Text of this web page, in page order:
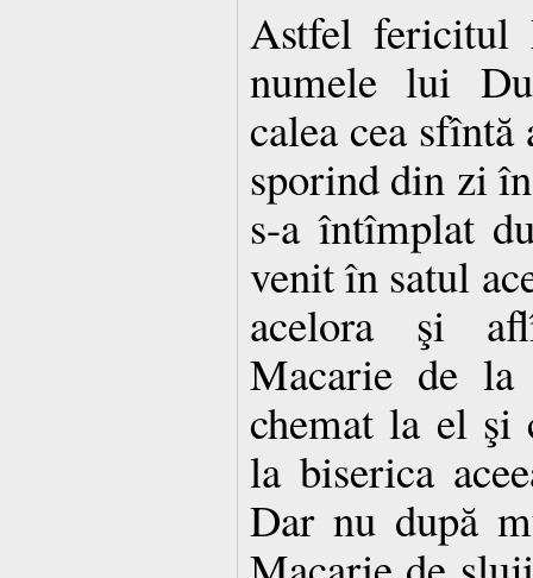
Astfel fericitul
numele lui
calea cea
sporind din zi
s-a întîmplat
venit în satul
acelora şi
Macarie de
chemat la el
la biserica
Dar nu după